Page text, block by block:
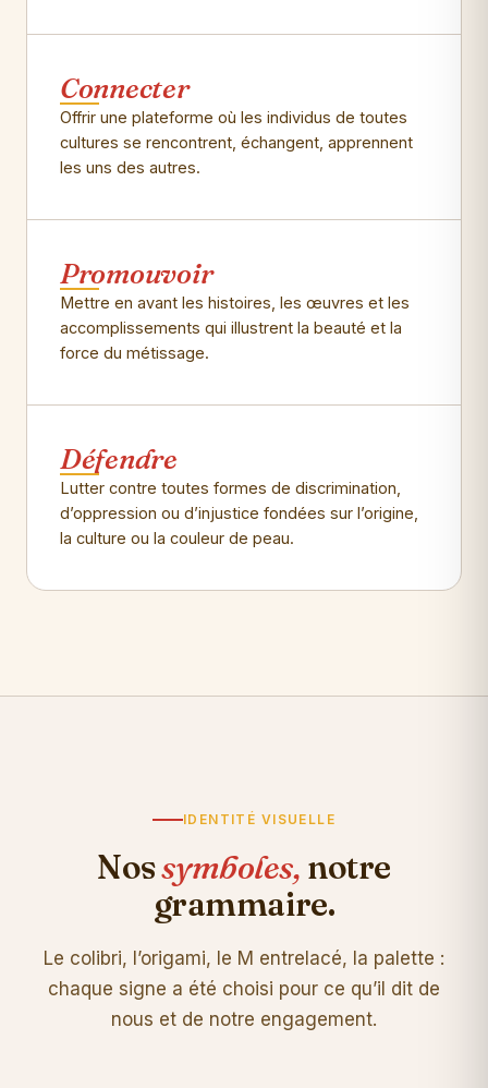
Connecter
Offrir une plateforme où les individus de toutes
cultures se rencontrent, échangent, apprennent
les uns des autres.
Promouvoir
Mettre en avant les histoires, les œuvres et les
accomplissements qui illustrent la beauté et la
force du métissage.
Défendre
Lutter contre toutes formes de discrimination,
d’oppression ou d’injustice fondées sur l’origine,
la culture ou la couleur de peau.
IDENTITÉ VISUELLE
Nossymboles, notre
grammaire.
Le colibri, l’origami, le M entrelacé, la palette :
chaque signe a été choisi pour ce qu’il dit de
nous et de notre engagement.